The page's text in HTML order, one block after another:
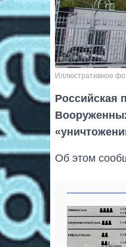
Иллюстративное
Российская
Об этом